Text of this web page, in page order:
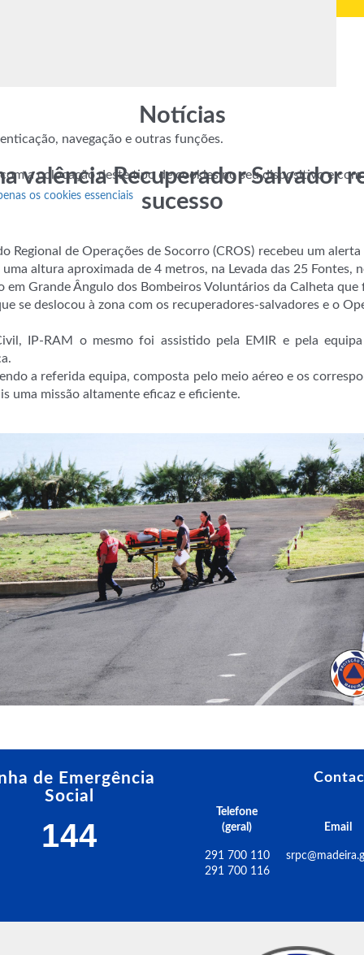
Notícias
valência Recuperador Salvador
sucesso
Regional de Operações de Socorro (CROS) recebeu um
altura aproximada de 4 metros, na Levada das 25 Fontes,
Grande Ângulo dos Bombeiros Voluntários da Calheta que
se deslocou à zona com os recuperadores-salvadores e o
IP-RAM o mesmo foi assistido pela EMIR e pela
a referida equipa, composta pelo meio aéreo e os
uma missão altamente eficaz e eficiente.
de Emergência
Social
144
Telefone
(geral)
Email
291 700 110
291 700 116
navegação e outras funções.
a colocação deste tipo de cookies no seu dispositivo e
os cookies essenciais